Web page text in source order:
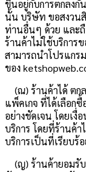
ขึ้นอยู่กับการตกลงกั
นั้น บริษัท ขอสงวน
ท่านอื่นๆ ด้วย และ
ร้านค้าไม่ใช้บริการ
สามารถนำโปรแกร
ของ
(ณ) ร้านค้าได้ ตก
แพ็คเกจ ที่ได้เลือกซื้
อย่างชัดเจน โดยเ
บริการ โดยที่ร้านค้
บริการเป็นที่เรียบร้
(ญ) ร้านค้ายอมรั